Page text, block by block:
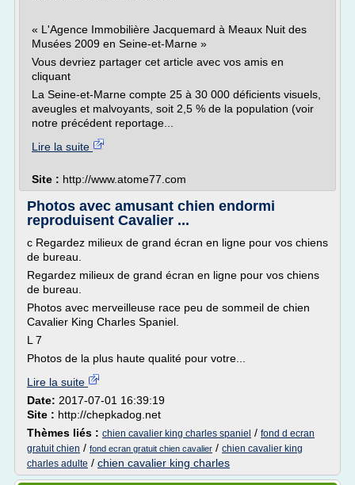
« L'Agence Immobilière Jacquemard à Meaux Nuit des
Musées 2009 en Seine-et-Marne »
Vous devriez partager cet article avec vos amis en
cliquant
La Seine-et-Marne compte 25 à 30 000 déficients visuels,
aveugles et malvoyants, soit 2,5 % de la population (voir
notre précédent reportage...
Lire la suite
Site : http://www.atome77.com
Photos avec amusant chien endormi
reproduisent Cavalier ...
c Regardez milieux de grand écran en ligne pour vos chiens
de bureau.
Regardez milieux de grand écran en ligne pour vos chiens
de bureau.
Photos avec merveilleuse race peu de sommeil de chien
Cavalier King Charles Spaniel.
L 7
Photos de la plus haute qualité pour votre...
Lire la suite
Date: 2017-07-01 16:39:19
Site : http://chepkadog.net
Thèmes liés : chien cavalier king charles spaniel / fond d ecran
gratuit chien / fond ecran gratuit chien cavalier / chien cavalier king
charles adulte / chien cavalier king charles